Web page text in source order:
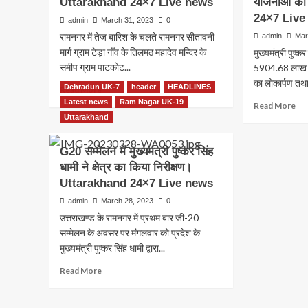
स्थापना
की
रजत
जयंती
पर
राज्य
स्तरीय
वन
महोत्सव”
का
किया
शुभारंभ।
24×7
Live
news
पर
की
बच
admin March 31, 2023 0
रामनगर में तेज बारिश के चलते रामनगर सीतावनी
मार्ग ग्राम टेड़ा गाँव के तिलमठ महादेव मन्दिर के
समीप ग्राम पाटकोट...
Read More Read
more
about
रामनगर
के
तिलमठ
महादेव
मन्दिर
समीप
बरसाती
नाले
में
बस।
24×7
admin
मुख्यमंत्री पुष्कर
5904.68 लाख
का लोकार्पण
Read More
Dehradun UK-7 header
HEADLINES
Latest news
Ram Nagar UK-19
Uttarakhand
G20 सम्मेलन में मुख्यमंत्री पुष्कर सिंह
धामी ने क्षेत्र का किया निरीक्षण।
Uttarakhand 24×7 Live news
admin March 28, 2023 0
उत्तराखण्ड के रामनगर में प्रथम बार जी-20
सम्मेलन के अवसर पर मंगलवार को प्रदेश के
मुख्यमंत्री पुष्कर सिंह धामी द्वारा...
Read MoreRead